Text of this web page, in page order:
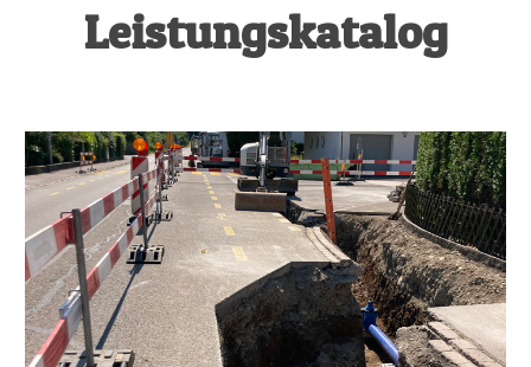
Leistungskatalog